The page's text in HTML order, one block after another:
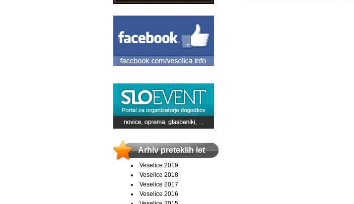
Arhiv preteklih let
Veselice 2019
Veselice 2018
Veselice 2017
Veselice 2016